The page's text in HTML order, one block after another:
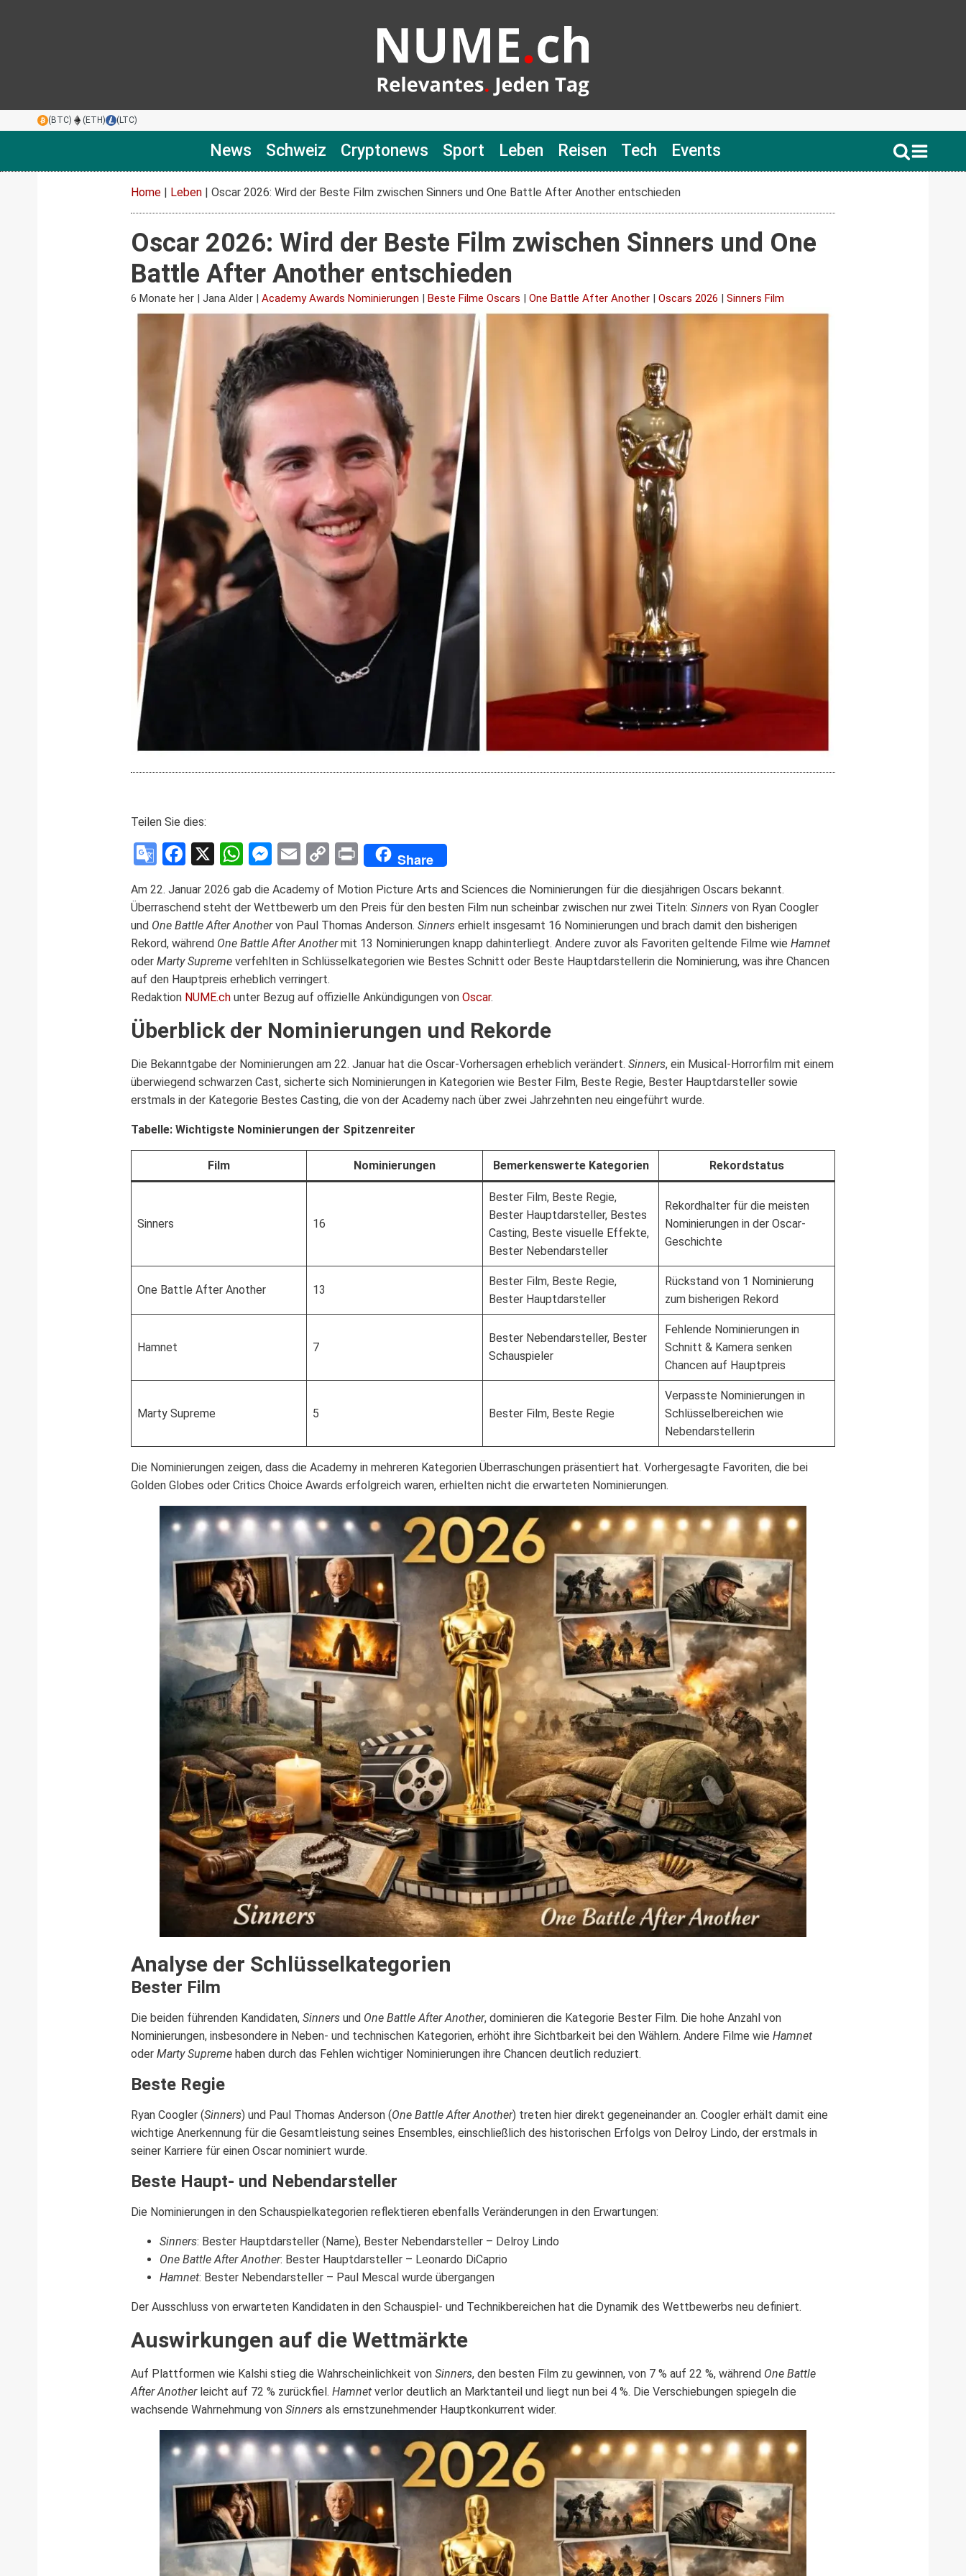
(BTC) (ETH) (LTC)
News Schweiz Cryptonews Sport Leben Reisen Tech Events
Home | Leben | Oscar 2026: Wird der Beste Film zwischen Sinners und One Battle After Another entschieden
Oscar 2026: Wird der Beste Film zwischen Sinners und One
Battle After Another entschieden
6 Monate her | Jana Alder | Academy Awards Nominierungen | Beste Filme Oscars | One Battle After Another | Oscars 2026 | Sinners Film
Teilen Sie dies:
Google
Facebook
X WhatsApp
Messenger
EmailCopy
Link
PrintShare
Am 22. Januar 2026 gab die Academy of Motion Picture Arts and Sciences die Nominierungen für die diesjährigen Oscars bekannt.
Überraschend steht der Wettbewerb um den Preis für den besten Film nun scheinbar zwischen nur zwei Titeln: Sinners von Ryan Coogler
und One Battle After Anothervon Paul Thomas Anderson. Sinners erhielt insgesamt 16 Nominierungen und brach damit den bisherigen
Rekord, während One Battle After Anothermit 13 Nominierungen knapp dahinterliegt. Andere zuvor als Favoriten geltende Filme wie Hamnet
oder Marty Supreme verfehlten in Schlüsselkategorien wie Bestes Schnitt oder Beste Hauptdarstellerin die Nominierung, was ihre Chancen
auf den Hauptpreis erheblich verringert.
Redaktion NUME.ch unter Bezug auf offizielle Ankündigungen von Oscar.
Überblick der Nominierungen und Rekorde
Die Bekanntgabe der Nominierungen am 22. Januar hat die Oscar-Vorhersagen erheblich verändert. Sinners, ein Musical-Horrorfilm mit einem
überwiegend schwarzen Cast, sicherte sich Nominierungen in Kategorien wie Bester Film, Beste Regie, Bester Hauptdarsteller sowie
erstmals in der Kategorie Bestes Casting, die von der Academy nach über zwei Jahrzehnten neu eingeführt wurde.
Tabelle: Wichtigste Nominierungen der Spitzenreiter
Film Nominierungen Bemerkenswerte Kategorien Rekordstatus
Sinners 16
Bester Film, Beste Regie,
Bester Hauptdarsteller, Bestes
Casting, Beste visuelle Effekte,
Bester Nebendarsteller
Rekordhalter für die meisten
Nominierungen in der Oscar-
Geschichte
One Battle After Another 13
Bester Film, Beste Regie,
Bester Hauptdarsteller
Rückstand von 1 Nominierung
zum bisherigen Rekord
Hamnet 7
Bester Nebendarsteller, Bester
Schauspieler
Fehlende Nominierungen in
Schnitt & Kamera senken
Chancen auf Hauptpreis
Marty Supreme 5 Bester Film, Beste Regie
Verpasste Nominierungen in
Schlüsselbereichen wie
Nebendarstellerin
Die Nominierungen zeigen, dass die Academy in mehreren Kategorien Überraschungen präsentiert hat. Vorhergesagte Favoriten, die bei
Golden Globes oder Critics Choice Awards erfolgreich waren, erhielten nicht die erwarteten Nominierungen.
Analyse der Schlüsselkategorien
Bester Film
Die beiden führenden Kandidaten, Sinners und One Battle After Another, dominieren die Kategorie Bester Film. Die hohe Anzahl von
Nominierungen, insbesondere in Neben- und technischen Kategorien, erhöht ihre Sichtbarkeit bei den Wählern. Andere Filme wie Hamnet
oder Marty Supreme haben durch das Fehlen wichtiger Nominierungen ihre Chancen deutlich reduziert.
Beste Regie
Ryan Coogler (Sinners) und Paul Thomas Anderson (One Battle After Another) treten hier direkt gegeneinander an. Coogler erhält damit eine
wichtige Anerkennung für die Gesamtleistung seines Ensembles, einschließlich des historischen Erfolgs von Delroy Lindo, der erstmals in
seiner Karriere für einen Oscar nominiert wurde.
Beste Haupt- und Nebendarsteller
Die Nominierungen in den Schauspielkategorien reflektieren ebenfalls Veränderungen in den Erwartungen:
Sinners: Bester Hauptdarsteller (Name), Bester Nebendarsteller – Delroy Lindo
One Battle After Another: Bester Hauptdarsteller – Leonardo DiCaprio
Hamnet: Bester Nebendarsteller – Paul Mescal wurde übergangen
Der Ausschluss von erwarteten Kandidaten in den Schauspiel- und Technikbereichen hat die Dynamik des Wettbewerbs neu definiert.
Auswirkungen auf die Wettmärkte
Auf Plattformen wie Kalshi stieg die Wahrscheinlichkeit von Sinners, den besten Film zu gewinnen, von 7 % auf 22 %, während One Battle
After Anotherleicht auf 72 % zurückfiel. Hamnet verlor deutlich an Marktanteil und liegt nun bei 4 %. Die Verschiebungen spiegeln die
wachsende Wahrnehmung von Sinners als ernstzunehmender Hauptkonkurrent wider.